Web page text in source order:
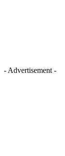
- Advertisement -